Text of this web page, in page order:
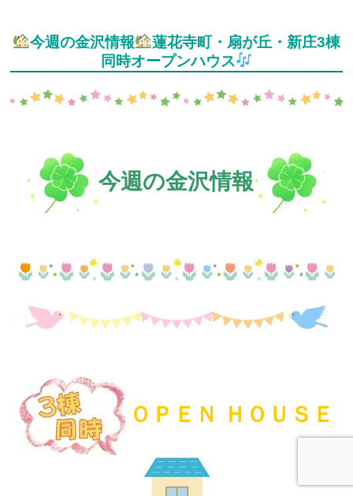
今週の金沢情報
蓮花寺町・扇が丘・新庄3棟
同時オープンハウス
今週の金沢情報
ＯＰＥＮ ＨＯＵＳＥ